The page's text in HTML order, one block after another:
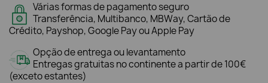
Várias formas de pagamento seguro
Transferência, Multibanco, MBWay, Cartão de
Crédito, Payshop, Google Pay ou Apple Pay
Opção de entrega ou levantamento
Entregas gratuitas no continente a partir de 100€
(exceto estantes)